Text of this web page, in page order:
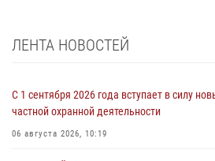
ЛЕНТА НОВОСТЕЙ
С 1 сентября 2026 года вступает в силу
частной охранной деятельности
06 августа 2026, 10:19